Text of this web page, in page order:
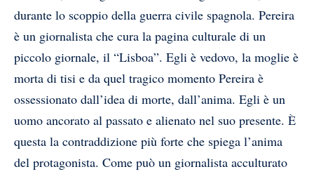
durante lo scoppio della guerra civile spagnola. Pereira
è un giornalista che cura la pagina culturale di un
piccolo giornale, il “Lisboa”. Egli è vedovo, la moglie è
morta di tisi e da quel tragico momento Pereira è
ossessionato dall’idea di morte, dall’anima. Egli è un
uomo ancorato al passato e alienato nel suo presente. È
questa la contraddizione più forte che spiega l’anima
del protagonista. Come può un giornalista acculturato